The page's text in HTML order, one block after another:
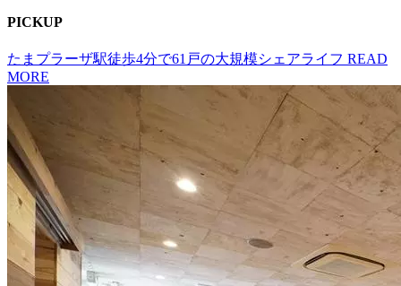
PICKUP
たまプラーザ駅徒歩4分で61戸の大規模シェアライフ READ
MORE